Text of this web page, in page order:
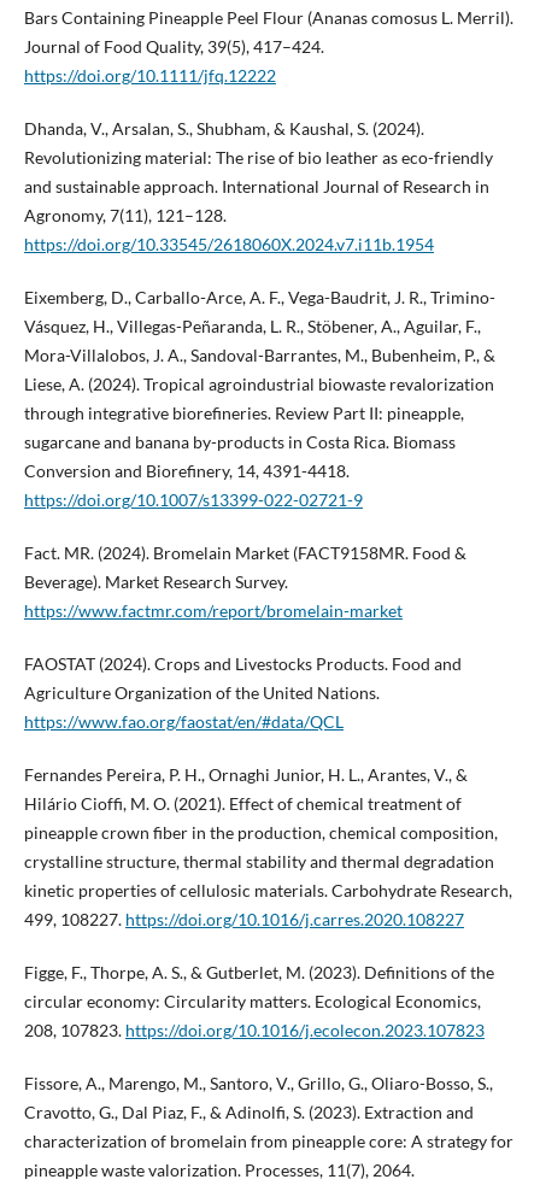
Bars Containing Pineapple Peel Flour (Ananas comosus L. Merril).
Journal of Food Quality, 39(5), 417–424.
https://doi.org/10.1111/jfq.12222
Dhanda, V., Arsalan, S., Shubham, & Kaushal, S. (2024).
Revolutionizing material: The rise of bio leather as eco-friendly
and sustainable approach. International Journal of Research in
Agronomy, 7(11), 121–128.
https://doi.org/10.33545/2618060X.2024.v7.i11b.1954
Eixemberg, D., Carballo-Arce, A. F., Vega-Baudrit, J. R., Trimino-
Vásquez, H., Villegas-Peñaranda, L. R., Stöbener, A., Aguilar, F.,
Mora-Villalobos, J. A., Sandoval-Barrantes, M., Bubenheim, P., &
Liese, A. (2024). Tropical agroindustrial biowaste revalorization
through integrative biorefineries. Review Part II: pineapple,
sugarcane and banana by-products in Costa Rica. Biomass
Conversion and Biorefinery, 14, 4391-4418.
https://doi.org/10.1007/s13399-022-02721-9
Fact. MR. (2024). Bromelain Market (FACT9158MR. Food &
Beverage). Market Research Survey.
https://www.factmr.com/report/bromelain-market
FAOSTAT (2024). Crops and Livestocks Products. Food and
Agriculture Organization of the United Nations.
https://www.fao.org/faostat/en/#data/QCL
Fernandes Pereira, P. H., Ornaghi Junior, H. L., Arantes, V., &
Hilário Cioffi, M. O. (2021). Effect of chemical treatment of
pineapple crown fiber in the production, chemical composition,
crystalline structure, thermal stability and thermal degradation
kinetic properties of cellulosic materials. Carbohydrate Research,
499, 108227. https://doi.org/10.1016/j.carres.2020.108227
Figge, F., Thorpe, A. S., & Gutberlet, M. (2023). Definitions of the
circular economy: Circularity matters. Ecological Economics,
208, 107823. https://doi.org/10.1016/j.ecolecon.2023.107823
Fissore, A., Marengo, M., Santoro, V., Grillo, G., Oliaro-Bosso, S.,
Cravotto, G., Dal Piaz, F., & Adinolfi, S. (2023). Extraction and
characterization of bromelain from pineapple core: A strategy for
pineapple waste valorization. Processes, 11(7), 2064.